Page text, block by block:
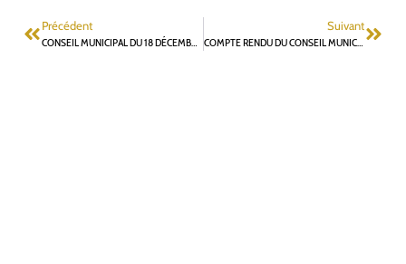
Précédent
CONSEIL MUNICIPAL DU 18 DÉCEMBRE : MOTION DE G. MERGY ET L. POGGI DEMANDANT LE REPORT DES VOTES SUR LES GARANTIES D’EMPRUNT À GEOSUD92
Suivant
COMPTE RENDU DU CONSEIL MUNICIPAL DU 18 DÉCEMBRE 2025